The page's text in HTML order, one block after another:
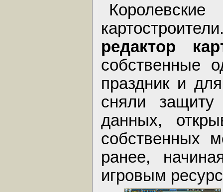
редактор
собственные
праздник и
сняли
данных,
собственных
ранее,
игровым